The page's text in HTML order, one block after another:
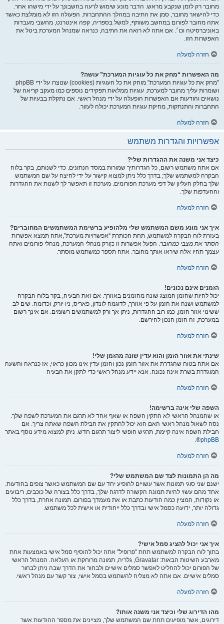
מחובר רק לזמן שנקבע מראש. הדבר מונע שימוש לרעה בחשבונך על ידי מישהו אחר.
כדי להישאר מחובר, סמן את התיבה במהלך ההתחברות. הפעולה הזו לא מומלצת כאשר
אתה מחובר לפורום במחשב משותף, למשל בספריה, קפה אינטרנט, מחשבי מעבדות
באוניברסיטה וכו׳. אם אתה לא רואה את התיבה, כנראה שמנהל המערכת ביטל את
האפשרות הזו.
חזרה למעלה
מה האפשרות “מחק את כל עוגיות המערכת” עושה?
"מחק את כל עוגיות המערכת" מוחק את כל העוגיות (cookies) שנוצרו על ידי phpBB
ושומרות עליך מחובר למערכת. עוגיות ממלאות תפקידים נוספים כמו מעקב קריאה של
נושאים והודעות אם האפשרות הופעלה על ידי מנהל ראשי. אם נתקלת בבעיות של
התחברות והתנתקות, מחיקת עוגיות המערכת יכולה לעזור.
חזרה למעלה
אפשרויות והגדרות משתמש
כיצד אני משנה את ההגדרות שלי?
אם אתה משתמש רשום, כל הגדרותיך שמורות במסד הנתונים. כדי לשנותם, בקר בלוח
הבקרה למשתמש שלך; בדרך כלל ניתן למצוא קישור על ידי לחיצה על שם המשתמש
שלך בחלק העליון של דפי מערכת הפורומים. מערכת זו תאפשר לך לשנות את ההגדרות
וההעדפות שלך.
חזרה למעלה
איך אני מונע משם המשתמש שלי מלהופיע ברשימת המשתמשים המחוברים?
בעזרת לוח הבקרה למשתמש, תחת הכותרת “אפשרויות מערכת”,אתה תמצא אפשרות
הסתר את מצבי כמחובר. הפעל אפשרות זו כןורק מנהלי המערכת, מנהלי פורומים ואתה
עצמך תהיו אלה שיראו אותך מחובר. אתה תספר כמשתמש מוסתר.
חזרה למעלה
הזמנים אינם נכונים!
יכול להיות שהזמן המוצג שונה מהזמנים באזורך. אם זאת הבעיה, בקר בלוח הבקרה
למשתמש ושנה את הזמן על פי אזורך, לדוגמה לונדון, פאריס, ניו יורק, וכדומה. שים לב
ששינוי אזור הזמן, כמו רוב ההגדרות, ניתן אך ורק למשתמשים רשומים. אם אינך רשום
במערכת, זה הזמן הנכון להירשם.
חזרה למעלה
שינתי את אזור הזמן והוא עדין שונה מהזמן שלי!
אם אתה בטוח שהגדרת את אזור הזמן נכון והזמן עדין אינו מכוון כראוי, אז כנראה והשעה
המוגדרת בשרת אינה נכונה. אנא יידע מנהל ראשי כדי לתקן את הבעיה
חזרה למעלה
השפה שלי אינה ברשימה!
או שהמנהל הראשי לא התקין השפה או שאף אחד לא תרגם את המערכת לשפה שלך.
נסה לשאול מנהל ראשי האם הוא יכול להתקין את חבילת השפה שאתה צריך. אם
חבילת השפה אינה קיימת, תרגיש חופשי ליצור תרגום חדש. ניתן למצוא מידע נוסף באתר
phpBB
®.
חזרה למעלה
מה הן התמונות לצד שם המשתמש שלי?
ישנם שני סוגי תמונות אשר עשויים להופיע יחד עם שם המשתמש כאשר צופים בהודעות.
אחד מהם עשוי להיות תמונה הקשורה לדרגה שלך, בדרך כלל בצורה של כוכבים, ריבועים
או נקודות, המציין כמה הודעות כתבת או את מעמדך בפורום. תמונה אחרת, בדרך כלל
גדולה יותר, ידועה כסמל אישי ובדרך כלל ייחודית או אישית לכל משתמש.
חזרה למעלה
איך אני יכול להציג סמל אישי?
בתוך לוח הבקרה למשתמש תחת "פרופיל" אתה יכול להוסיף סמל אישי באמצעות אחת
מארבע השיטות הבאות: Gravatar, גלריה, תמונה מרוחקת או העלאה. המנהל הראשי
של הפורום יכול להחליט לאפשר סמלים אישיים ולבחור את הדרך שבה ניתן לבחור
סמלים אישיים. אם אתה לא מצליח להשתמש בסמל אישי, צור קשר עם מנהל ראשי.
חזרה למעלה
מהו הדירוג שלי וכיצד אני משנה אותו?
דירוגים, אשר מופיעים תחת שם המשתמש שלך, מציינים את מספר ההודעות אשר